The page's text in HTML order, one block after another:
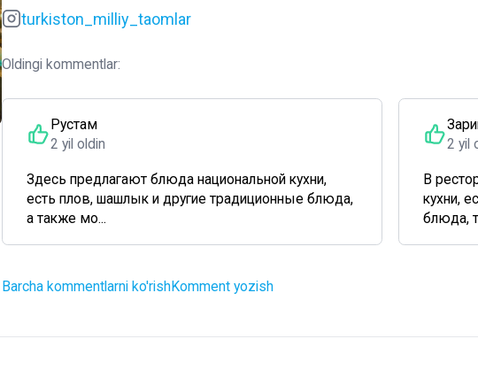
turkiston_milliy_taomlar
Oldingi kommentlar:
Рустам
2 yil oldin
Здесь предлагают блюда национальной кухни,
есть плов, шашлык и другие традиционные блюда,
а также мо...
2 yil
В
кухни,
блюда,
Barcha kommentlarni ko'rishKomment yozish